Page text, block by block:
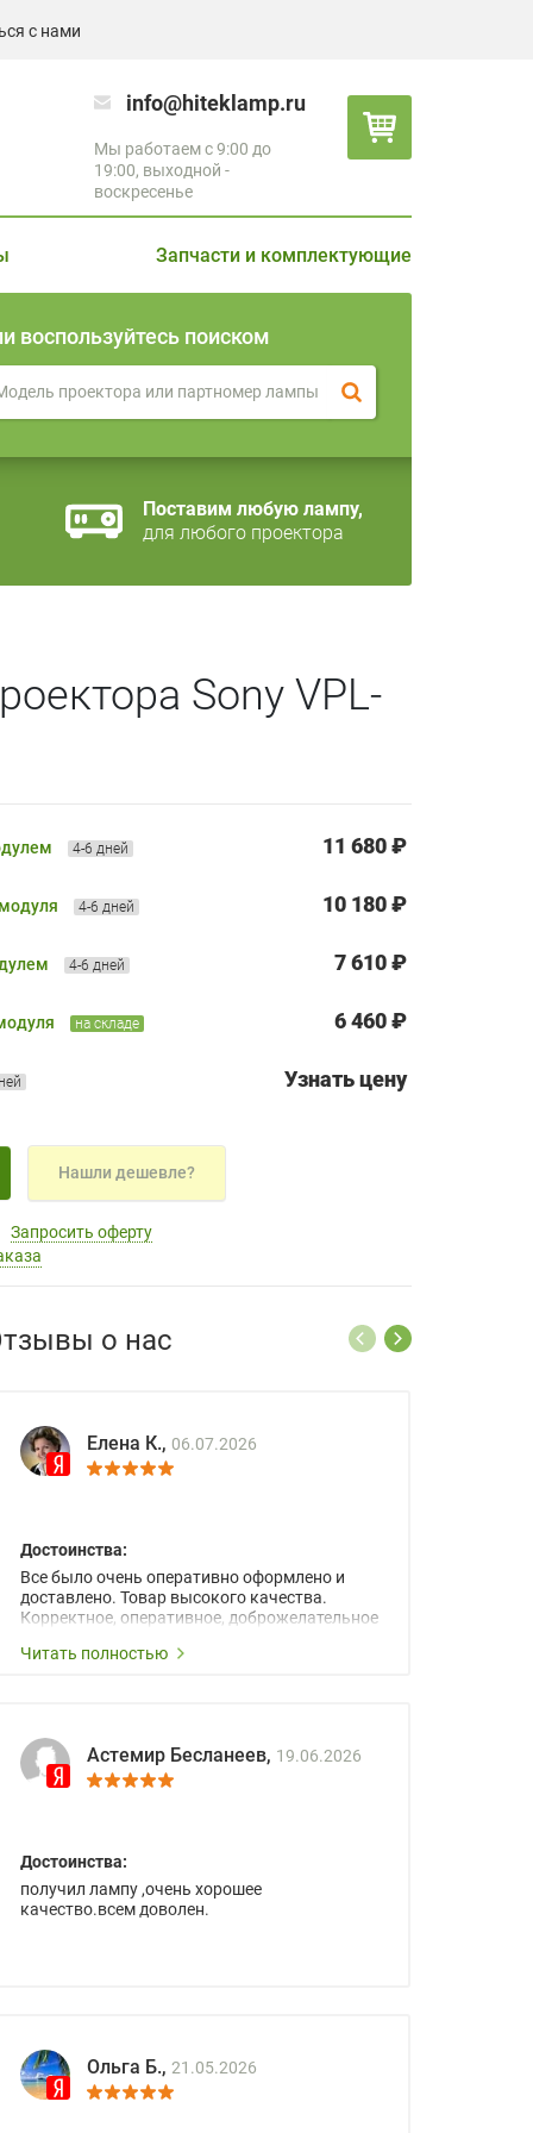
с нами
info@hiteklamp.ru
Мы работаем с 9:00 до
19:00, выходной -
воскресенье
Запчасти и комплектующие
воспользуйтесь поиском
Поставим любую лампу,
для любого проектора
Sony VPL-
4-6 дней 11 680 ₽
4-6 дней 10 180 ₽
4-6 дней 7 610 ₽
на складе 6 460 ₽
Узнать цену
Нашли дешевле?
Запросить оферту
о нас
Елена К., 06.07.2026
Достоинства:
Все было очень оперативно оформлено и
доставлено. Товар высокого качества.
Корректное, оперативное, доброжелательное
Читать полностью
Астемир Бесланеев, 19.06.2026
Достоинства:
получил лампу ,очень хорошее
качество.всем доволен.
Ольга Б., 21.05.2026